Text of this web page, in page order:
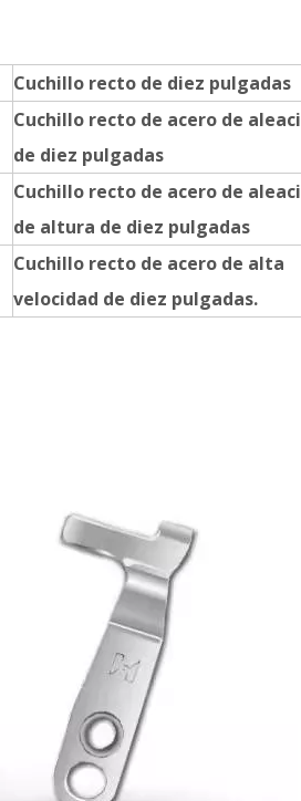
Cuchillo recto de diez pulgadas
Cuchillo recto de acero de
de diez pulgadas
Cuchillo recto de acero de
de altura de diez pulgadas
Cuchillo recto de acero de alta
velocidad de diez pulgadas.